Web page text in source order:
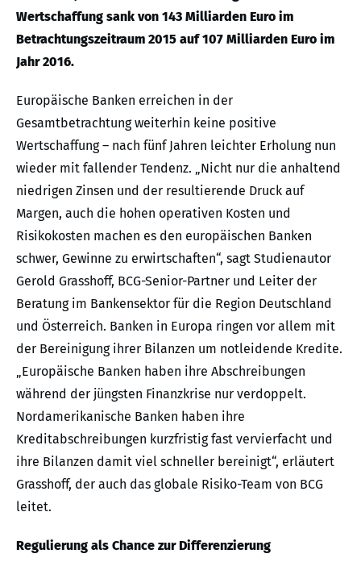
Wertschaffung sank von 143 Milliarden Euro im
Betrachtungszeitraum 2015 auf 107 Milliarden Euro im
Jahr 2016.
Europäische Banken erreichen in der
Gesamtbetrachtung weiterhin keine positive
Wertschaffung – nach fünf Jahren leichter Erholung nun
wieder mit fallender Tendenz. „Nicht nur die anhaltend
niedrigen Zinsen und der resultierende Druck auf
Margen, auch die hohen operativen Kosten und
Risikokosten machen es den europäischen Banken
schwer, Gewinne zu erwirtschaften“, sagt Studienautor
Gerold Grasshoff, BCG-Senior-Partner und Leiter der
Beratung im Bankensektor für die Region Deutschland
und Österreich. Banken in Europa ringen vor allem mit
der Bereinigung ihrer Bilanzen um notleidende Kredite.
„Europäische Banken haben ihre Abschreibungen
während der jüngsten Finanzkrise nur verdoppelt.
Nordamerikanische Banken haben ihre
Kreditabschreibungen kurzfristig fast vervierfacht und
ihre Bilanzen damit viel schneller bereinigt“, erläutert
Grasshoff, der auch das globale Risiko-Team von BCG
leitet.
Regulierung als Chance zur Differenzierung